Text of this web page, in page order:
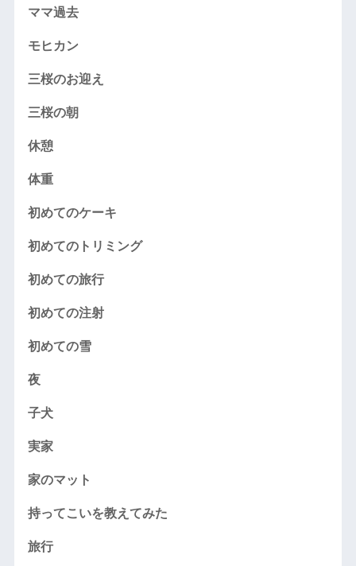
ママ過去
モヒカン
三桜のお迎え
三桜の朝
休憩
体重
初めてのケーキ
初めてのトリミング
初めての旅行
初めての注射
初めての雪
夜
子犬
実家
家のマット
持ってこいを教えてみた
旅行